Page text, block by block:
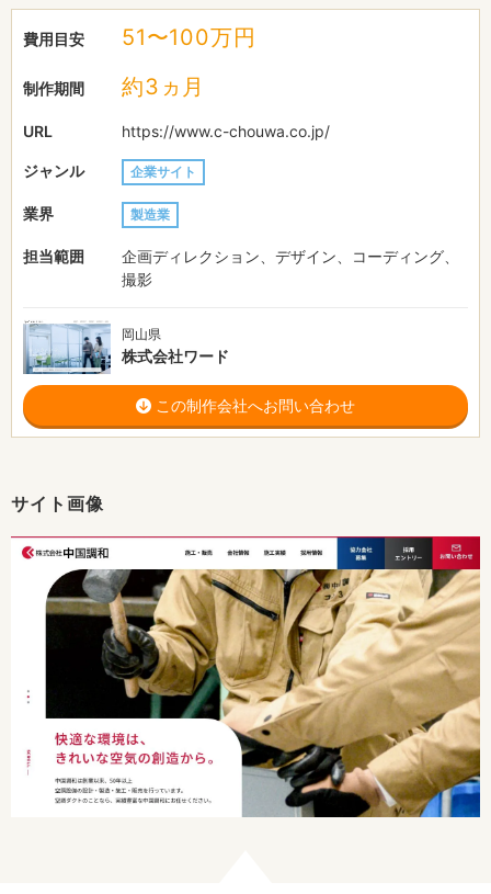
サイト画像
費用目安 51〜100万円
制作期間 約3ヵ月
URL https://www.c-chouwa.co.jp/
ジャンル 企業サイト
業界 製造業
担当範囲
企画ディレクション、デザイン、コーディング、
撮影
岡山県
株式会社ワード
この制作会社へお問い合わせ